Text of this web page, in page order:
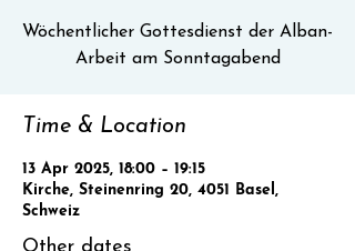
Wöchentlicher Gottesdienst der Alban-
Time & Location
13 Apr 2025, 18:00 – 19:15
Kirche, Steinenring 20, 4051 Basel,
Schweiz